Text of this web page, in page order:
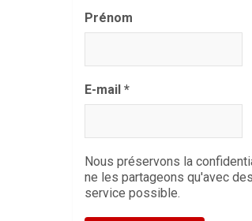
Prénom
E-mail*
Nous préservons la
ne les partageons qu'avec
service possible.